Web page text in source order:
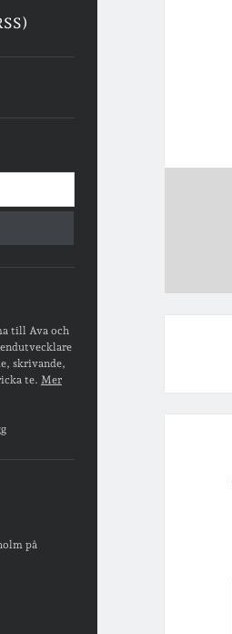
till Ava och
skrivande,
te. Mer
på